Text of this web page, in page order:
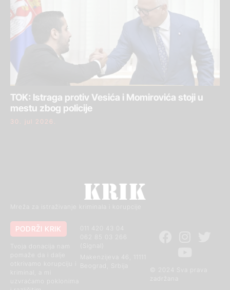
TOK: Istraga protiv Vesića i Momirovića stoji u
mestu zbog policije
30. jul 2026.
Mreža za istraživanje kriminala i korupcije
© 2024 Sva prava
011 420 43 04
Makenzijeva 46, 11111
PODRŽI KRIK
otkrivamo korupciju i
kriminal, a mi
uzvraćamo poklonima